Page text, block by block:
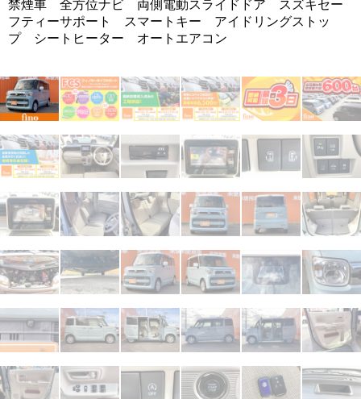
禁煙車 全方位ナビ 両側電動スライドドア スズキセー
フティーサポート スマートキー アイドリングストッ
プ シートヒーター オートエアコン